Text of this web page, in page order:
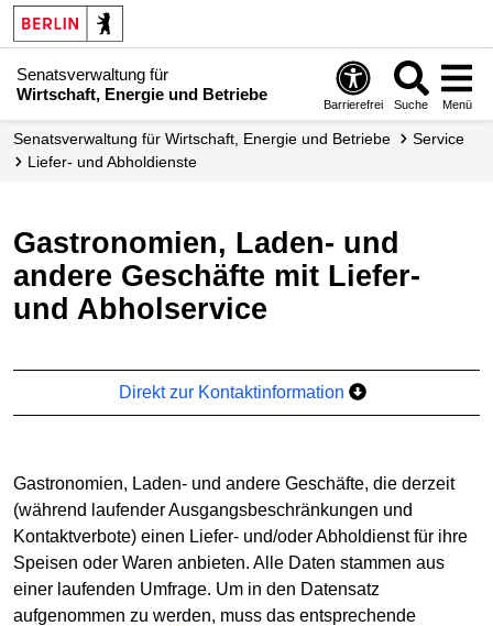
Senatsverwaltung für
Wirtschaft, Energie und Betriebe
Barrierefrei Suche Menü
Senats­verwaltung für Wirtschaft, Energie und Betriebe
Service
Liefer- und Abholdienste
Gastronomien, Laden- und
andere Geschäfte mit Liefer-
und Abholservice
Direkt zur Kontaktinformation
Gastronomien, Laden- und andere Geschäfte, die derzeit
(während laufender Ausgangsbeschränkungen und
Kontaktverbote) einen Liefer- und/oder Abholdienst für ihre
Speisen oder Waren anbieten. Alle Daten stammen aus
einer laufenden Umfrage. Um in den Datensatz
aufgenommen zu werden, muss das entsprechende